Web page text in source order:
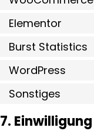
Elementor
Burst Statistics
WordPress
Sonstiges
7. Einwilligung